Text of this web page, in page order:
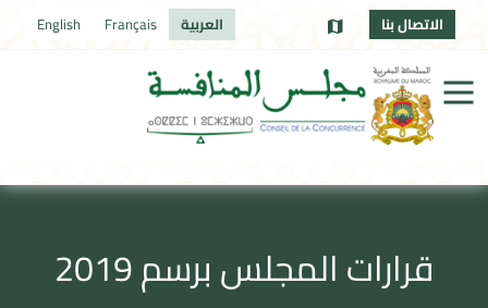
الاتصال بنا العربية Français
English
قرارات المجلس برسم 2019